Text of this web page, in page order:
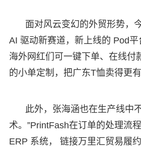
面对风云变幻的外贸形势，
AI 驱动新赛道，新上线的 Pod
海外网红们可一键下单、在线付
的小单定制，把广东T恤卖得更有
此外，张海涵也在生产线中
术。”PrintFash在订单的处理流
ERP 系统， 链接万里汇贸易履